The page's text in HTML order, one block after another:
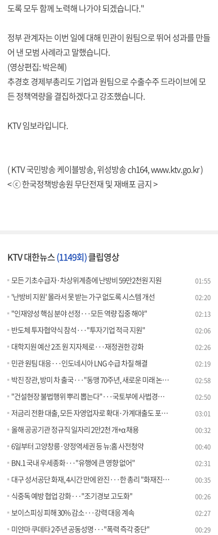
도록 모두 함께 노력해 나가야 되겠습니다."
정부 관계자는 이번 일에 대해 민관이 원팀으로 뛰어 성과를 만들
어 낸 모범 사례라고 말했습니다.
(영상편집: 박은혜)
추경호 경제부총리도 기업과 원팀으로 수출수주 드라이브에 모
든 정책역량을 결집하겠다고 강조했습니다.
KTV 임보라입니다.
( KTV 국민방송 케이블방송, 위성방송 ch164,www.ktv.go.kr)
< ⓒ 한국정책방송원 무단전재 및 재배포 금지 >
KTV 대한뉴스(1149회)클립영상
모든 기초수급자·차상위계층에 난방비 59만2천원 지원 01:55
'난방비 지원' 몰라서 못 받는 가구 없도록 시스템 개선 02:20
"인재양성 핵심 분야 선정···모든 역량 집중 해야" 02:13
반도체 투자협약식 참석···"투자기업 적극 지원" 02:06
대학지원 예산 2조 원 지자체로···재정권한 강화 02:26
민관 원팀 대응···인도네시아 LNG 수급 차질 해결 02:19
박진 장관, 방미 차 출국···"동맹 70주년, 새로운 미래 논의" 02:58
"건설현장 불법행위 뿌리 뽑는다"···국토부에 사법경찰 검토 02:50
저금리 전환 대출, 모든 자영업자로 확대·가계대출도 포함 [뉴스의 맥] 03:01
올해 공공기관 정규직 일자리 2만2천 개+α 채용 00:32
6일부터 고양창릉·양정역세권 등 뉴:홈 사전청약 00:40
BN.1 국내 우세종화···"유행에 큰 영향 없어" 02:31
대구 성서공단 화재, 4시간 만에 완진···한 총리 "화재진압 최선" 00:35
식중독 예방 협업 강화···"조기경보 고도화" 00:26
보이스피싱 피해 30% 감소···강력 대응 계속 02:27
미얀마 쿠데타 2주년 공동성명···"폭력 즉각 중단" 00:29